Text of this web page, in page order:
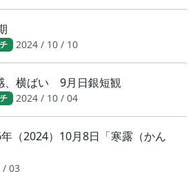
2024 / 10 / 10
、横ばい 9月日銀短観
2024 / 10 / 04
（2024）10月8日「寒露（かん
/ 03